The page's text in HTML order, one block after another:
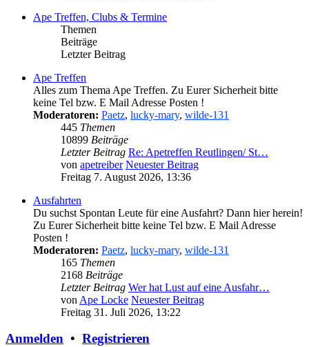
Ape Treffen, Clubs & Termine
Themen
Beiträge
Letzter Beitrag
Ape Treffen
Alles zum Thema Ape Treffen. Zu Eurer Sicherheit bitte
keine Tel bzw. E Mail Adresse Posten !
Moderatoren: Paetz, lucky-mary, wilde-131
445 Themen
10899 Beiträge
Letzter Beitrag Re: Apetreffen Reutlingen/ St…
von apetreiber Neuester Beitrag
Freitag 7. August 2026, 13:36
Ausfahrten
Du suchst Spontan Leute für eine Ausfahrt? Dann hier herein!
Zu Eurer Sicherheit bitte keine Tel bzw. E Mail Adresse
Posten !
Moderatoren: Paetz, lucky-mary, wilde-131
165 Themen
2168 Beiträge
Letzter Beitrag Wer hat Lust auf eine Ausfahr…
von Ape Locke Neuester Beitrag
Freitag 31. Juli 2026, 13:22
Anmelden • Registrieren